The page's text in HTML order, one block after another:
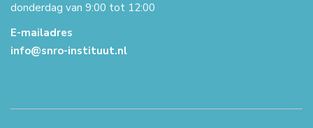
donderdag van 9:00 tot 12:00
E-mailadres
info@snro-instituut.nl